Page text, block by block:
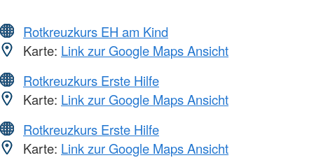
Rotkreuzkurs EH am Kind
Karte: Link zur Google Maps Ansicht
Rotkreuzkurs Erste Hilfe
Karte: Link zur Google Maps Ansicht
Rotkreuzkurs Erste Hilfe
Karte: Link zur Google Maps Ansicht